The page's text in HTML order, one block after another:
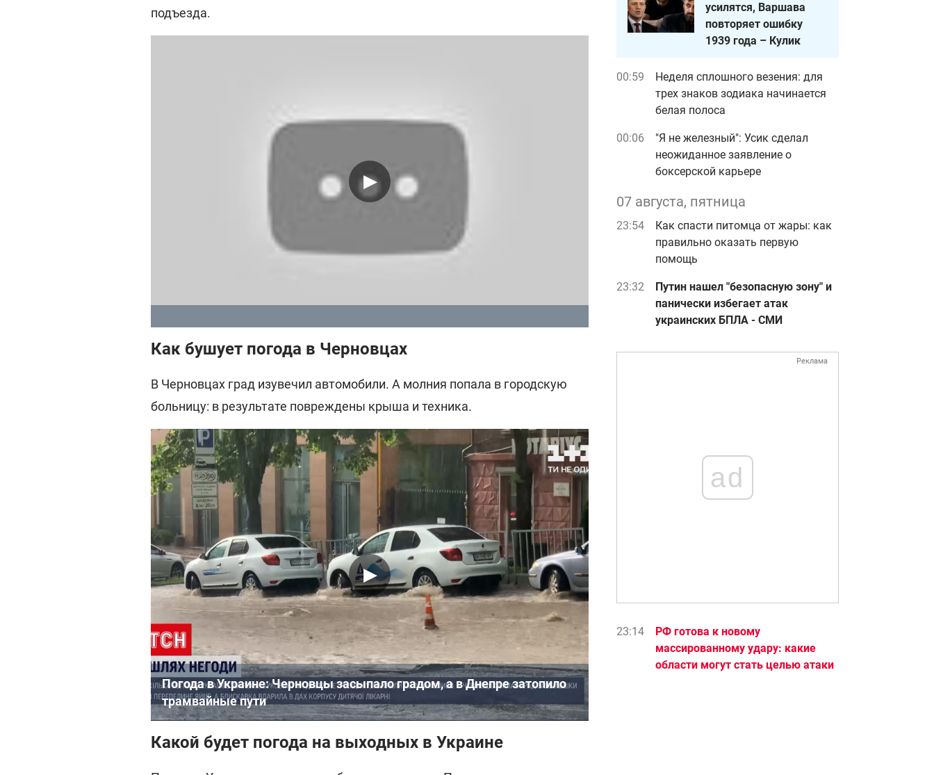
подъезда.
Как бушует погода в Черновцах
В Черновцах град изувечил автомобили. А молния попала в городскую
больницу: в результате повреждены крыша и техника.
Погода в Украине: Черновцы засыпало градом, а в Днепре затопило
трамвайные пути
Какой будет погода на выходных в Украине
усилятся, Варшава
повторяет ошибку
1939 года – Кулик
00:59
Неделя сплошного везения: для
трех знаков зодиака начинается
белая полоса
00:06
"Я не железный": Усик сделал
неожиданное заявление о
боксерской карьере
07 августа, пятница
23:54
Как спасти питомца от жары: как
правильно оказать первую
помощь
23:32
Путин нашел "безопасную зону" и
панически избегает атак
украинских БПЛА - СМИ
Реклама
ad
23:14
РФ готова к новому
массированному удару: какие
области могут стать целью атаки